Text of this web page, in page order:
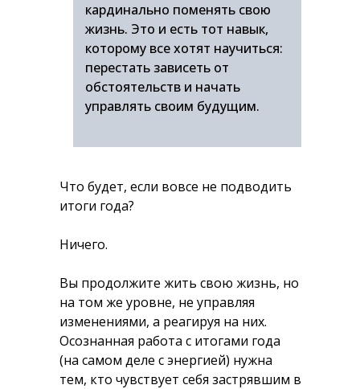
кардинально поменять свою
жизнь. Это и есть тот навык,
которому все хотят научиться:
перестать зависеть от
обстоятельств и начать
управлять своим будущим.
Что будет, если вовсе не подводить
итоги года?
Ничего.
Вы продолжите жить свою жизнь, но
на том же уровне, не управляя
изменениями, а реагируя на них.
Осознанная работа с итогами года
(на самом деле с энергией) нужна
тем, кто чувствует себя застрявшим в